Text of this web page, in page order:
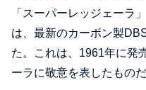
「スーパーレッジェーラ
は、最新のカーボン製
た。これは、1961年に発
ーラに敬意を表したものだ